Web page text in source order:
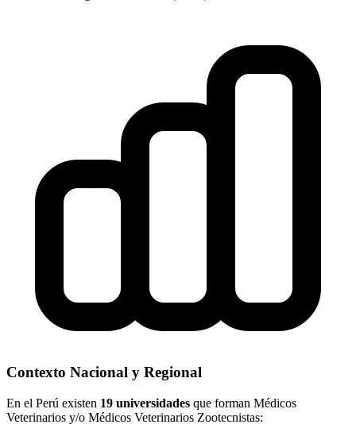
Contexto Nacional y Regional
En el Perú existen 19 universidades que forman Médicos
Veterinarios y/o Médicos Veterinarios Zootecnistas: